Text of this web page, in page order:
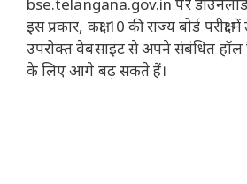
bse.telangana.gov.in पर
इस प्रकार, कक्षा 10 की राज्य बोर्ड
उपरोक्त वेबसाइट से अपने संबंधित हॉल
के लिए आगे बढ़ सकते हैं।